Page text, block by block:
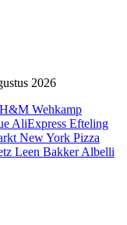
2026
H&M Wehkamp
AliExpress Efteling
New York Pizza
Leen BakkerAlbelli